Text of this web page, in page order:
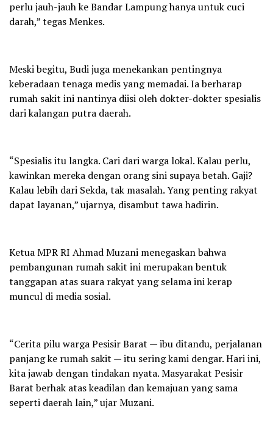
perlu jauh-jauh ke Bandar Lampung hanya untuk cuci
darah,” tegas Menkes.
Meski begitu, Budi juga menekankan pentingnya
keberadaan tenaga medis yang memadai. Ia berharap
rumah sakit ini nantinya diisi oleh dokter-dokter spesialis
dari kalangan putra daerah.
“Spesialis itu langka. Cari dari warga lokal. Kalau perlu,
kawinkan mereka dengan orang sini supaya betah. Gaji?
Kalau lebih dari Sekda, tak masalah. Yang penting rakyat
dapat layanan,” ujarnya, disambut tawa hadirin.
Ketua MPR RI Ahmad Muzani menegaskan bahwa
pembangunan rumah sakit ini merupakan bentuk
tanggapan atas suara rakyat yang selama ini kerap
muncul di media sosial.
“Cerita pilu warga Pesisir Barat — ibu ditandu, perjalanan
panjang ke rumah sakit — itu sering kami dengar. Hari ini,
kita jawab dengan tindakan nyata. Masyarakat Pesisir
Barat berhak atas keadilan dan kemajuan yang sama
seperti daerah lain,” ujar Muzani.